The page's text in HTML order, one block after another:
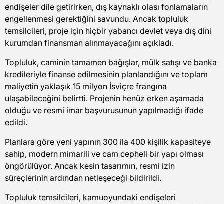
endişeler dile getirirken, dış kaynaklı olası fonlamaların
engellenmesi gerektiğini savundu. Ancak topluluk
temsilcileri, proje için hiçbir yabancı devlet veya dış dini
kurumdan finansman alınmayacağını açıkladı.
Topluluk, caminin tamamen bağışlar, mülk satışı ve banka
kredileriyle finanse edilmesinin planlandığını ve toplam
maliyetin yaklaşık 15 milyon İsviçre frangına
ulaşabileceğini belirtti. Projenin henüz erken aşamada
olduğu ve resmi imar başvurusunun yapılmadığı ifade
edildi.
Planlara göre yeni yapının 300 ila 400 kişilik kapasiteye
sahip, modern mimarili ve cam cepheli bir yapı olması
öngörülüyor. Ancak kesin tasarımın, resmi izin
süreçlerinin ardından netleşeceği bildirildi.
Topluluk temsilcileri, kamuoyundaki endişeleri